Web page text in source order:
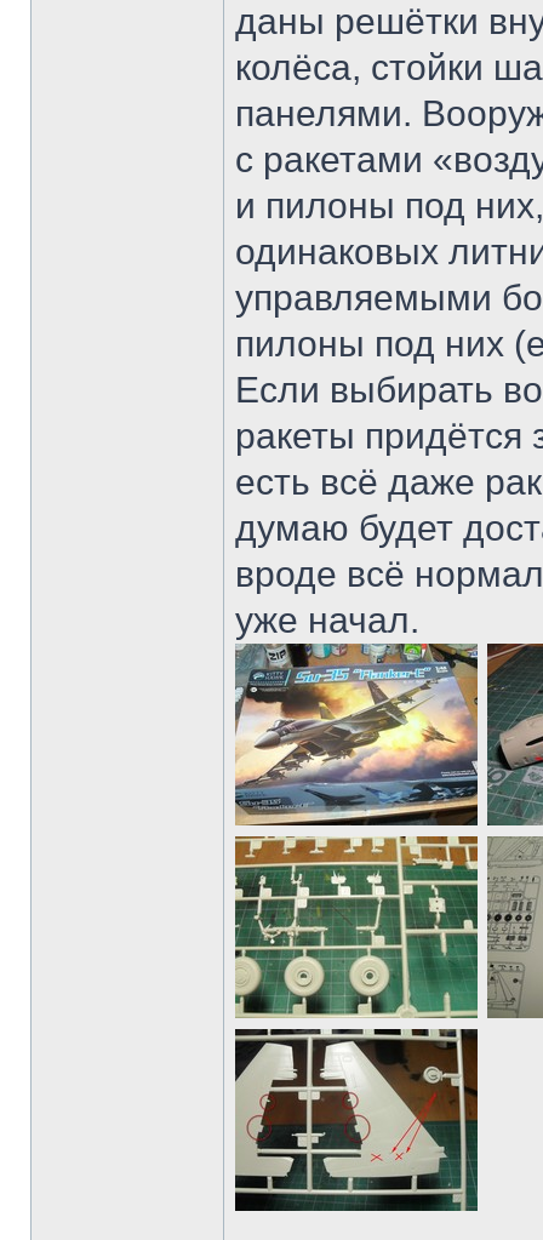
даны решётки
колёса, стойки
панелями.
с ракетами
и пилоны под
одинаковых
управляемыми
пилоны под них
Если выбирать
ракеты придётся
есть всё даже
думаю будет
вроде всё
уже начал.